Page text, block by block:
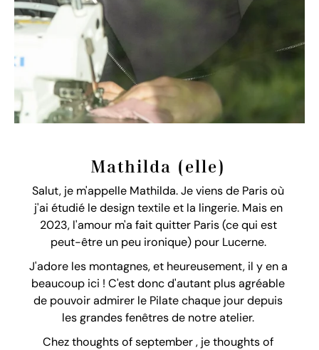
Mathilda (elle)
Salut, je m'appelle Mathilda. Je viens de Paris où
j'ai étudié le design textile et la lingerie. Mais en
2023, l'amour m'a fait quitter Paris (ce qui est
peut-être un peu ironique) pour Lucerne.
J'adore les montagnes, et heureusement, il y en a
beaucoup ici ! C'est donc d'autant plus agréable
de pouvoir admirer le Pilate chaque jour depuis
les grandes fenêtres de notre atelier.
Chez thoughts of september , je thoughts of